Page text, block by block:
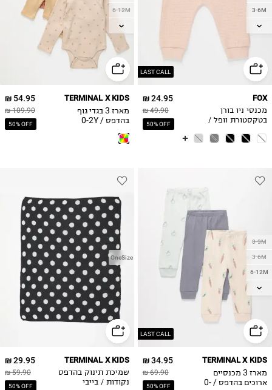
LAST CALL
3-6M
6-12M
2Y
24.95 ₪
49.90 ₪
50% OFF
FOX
מכנסי ניו בורן
בטקסטורת וופל /
6-12M
12-18M
18-24M
2Y
54.95 ₪
109.90 ₪
50% OFF
TERMINAL X KIDS
מארז 3 בגדי גוף
בהדפס / 0-2Y
LAST CALL
0-3M
3-6M
6-12M
12-18M
18-24M
34.95 ₪
69.90 ₪
50% OFF
TERMINAL X KIDS
מארז 3 מכנסיים
ארוכים בהדפס / 0-
OneSize
29.95 ₪
59.90 ₪
50% OFF
TERMINAL X KIDS
שמיכת תינוק בהדפס
נקודות / בייבי